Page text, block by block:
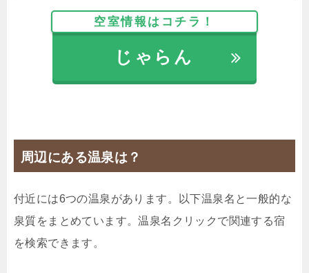
じゃらんで確認する
ツイン 🍴朝食 IN15:00- OUT-12:00 禁煙ルーム
【全室禁煙/バスタブ付】ツイン ★
空室情報はコチラ！
じゃらん
周辺にある温泉は？
付近には6つの温泉があります。以下温泉名と一般的な
泉質をまとめています。温泉名クリックで関連する宿
を検索できます。